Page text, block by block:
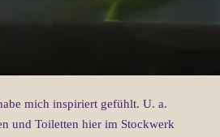
mich inspiriert gefühlt. U. a.
und Toiletten hier im Stockwerk